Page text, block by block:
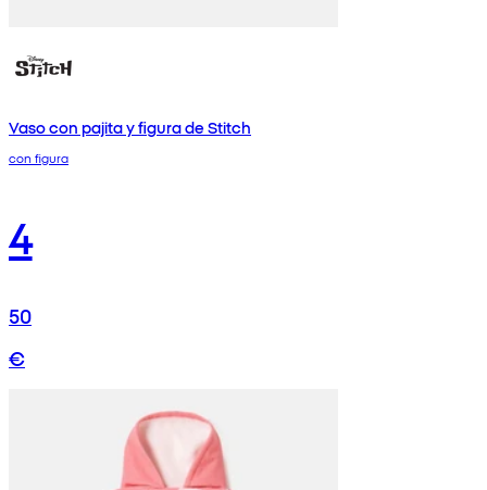
Vaso con pajita y figura de Stitch
con figura
4
50
€